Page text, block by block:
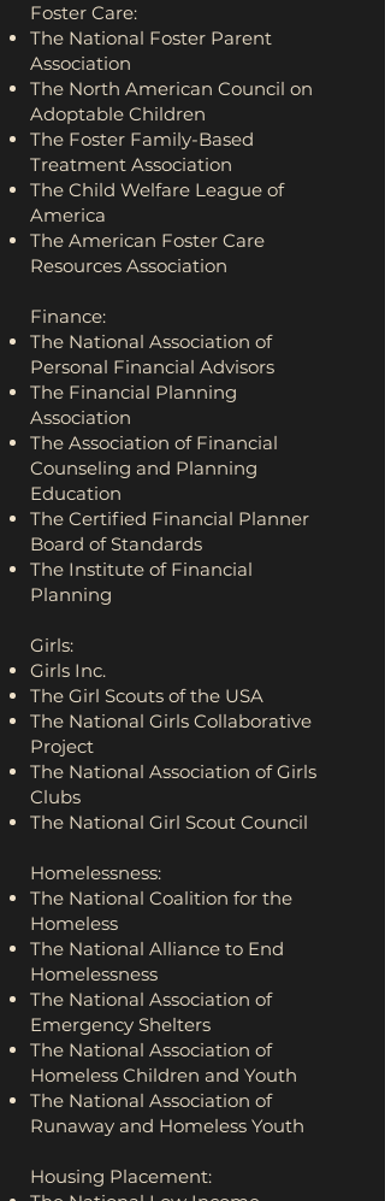
Foster Care:
The National Foster Parent
Association
The North American Council on
Adoptable Children
The Foster Family-Based
Treatment Association
The Child Welfare League of
America
The American Foster Care
Resources Association
Finance:
The National Association of
Personal Financial Advisors
The Financial Planning
Association
The Association of Financial
Counseling and Planning
Education
The Certified Financial Planner
Board of Standards
The Institute of Financial
Planning
Girls:
Girls Inc.
The Girl Scouts of the USA
The National Girls Collaborative
Project
The National Association of Girls
Clubs
The National Girl Scout Council
Homelessness:
The National Coalition for the
Homeless
The National Alliance to End
Homelessness
The National Association of
Emergency Shelters
The National Association of
Homeless Children and Youth
The National Association of
Runaway and Homeless Youth
Housing Placement: